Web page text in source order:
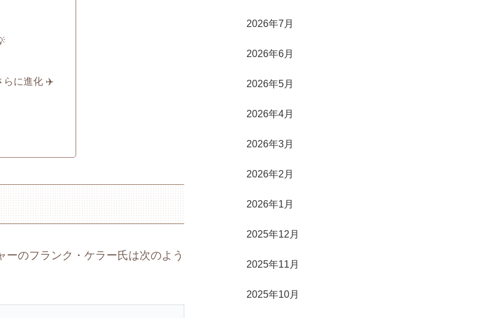
らに進化 ✈️
のフランク・ケラー氏は次のよう
2026年7月
2026年6月
2026年5月
2026年4月
2026年3月
2026年2月
2026年1月
2025年12月
2025年11月
2025年10月